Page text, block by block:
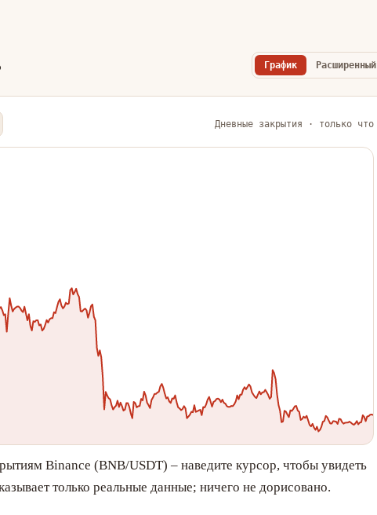
График Расширенный
Дневные закрытия · только что
Binance (BNB/USDT) – наведите курсор, чтобы увидеть
только реальные данные; ничего не дорисовано.